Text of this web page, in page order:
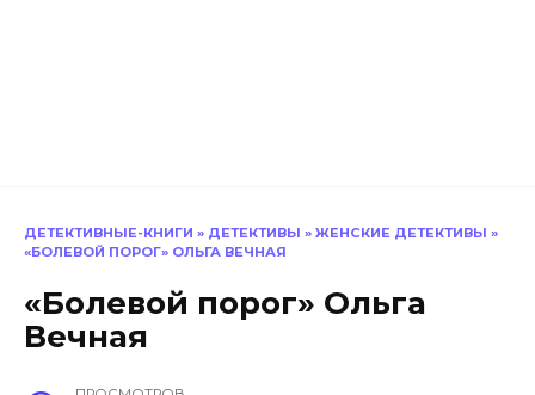
ДЕТЕКТИВНЫЕ-КНИГИ » ДЕТЕКТИВЫ » ЖЕНСКИЕ ДЕТЕКТИВЫ »
«БОЛЕВОЙ ПОРОГ» ОЛЬГА ВЕЧНАЯ
«Болевой порог» Ольга
Вечная